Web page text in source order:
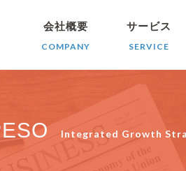
会社概要
COMPANY
サービス
SERVICE
Integrated Growth